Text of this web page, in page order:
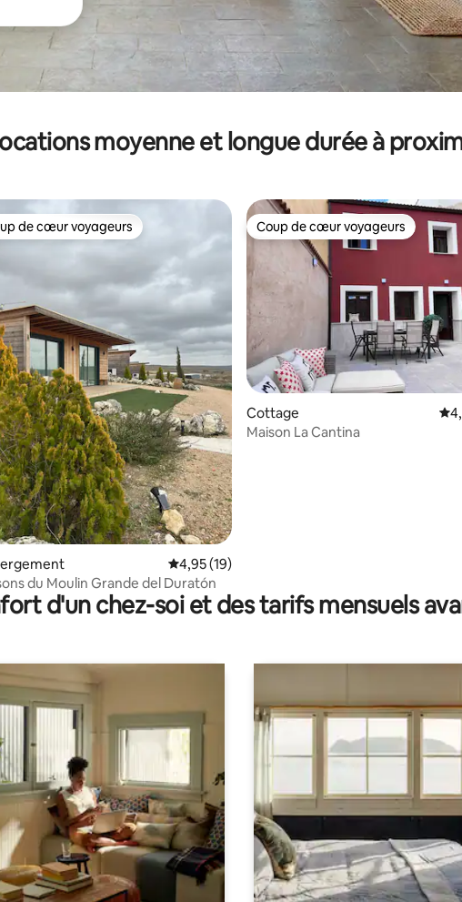
moyenne et longue durée à
sur la base de 120 commentaires : 4,82 sur 5
de cœur voyageurs
de cœur voyageurs
Évaluation moyenne sur la base de 19
4,95 (19)
du Moulin Grande del Duratón
Coup de cœur voyageurs
Coup de cœur voyageurs
Cottage
Maison La Cantina
d'un chez-soi et des tarifs mensuels